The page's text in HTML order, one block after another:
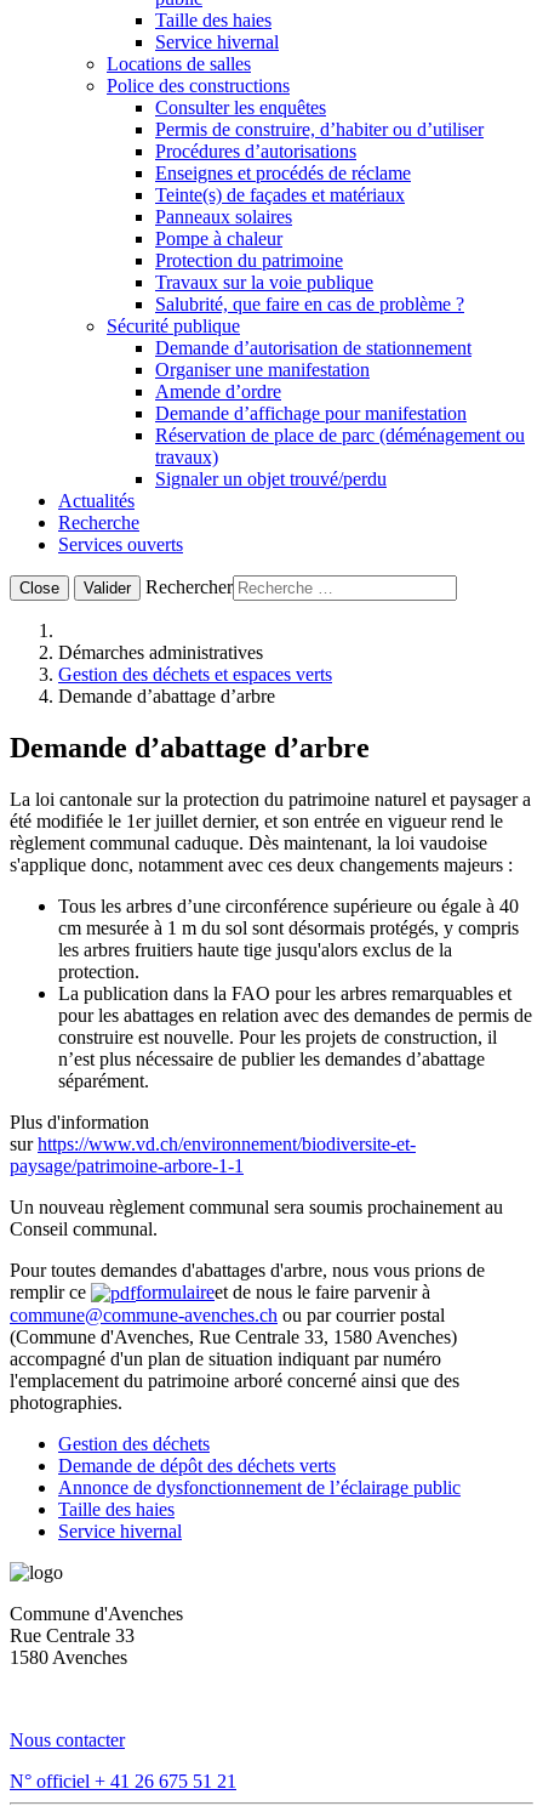
Taille des haies
Service hivernal
Locations de salles
Police des constructions
Consulter les enquêtes
Permis de construire, d’habiter ou d’utiliser
Procédures d’autorisations
Enseignes et procédés de réclame
Teinte(s) de façades et matériaux
Panneaux solaires
Pompe à chaleur
Protection du patrimoine
Travaux sur la voie publique
Salubrité, que faire en cas de problème ?
Sécurité publique
Demande d’autorisation de stationnement
Organiser une manifestation
Amende d’ordre
Demande d’affichage pour manifestation
Réservation de place de parc (déménagement ou
travaux)
Signaler un objet trouvé/perdu
Actualités
Recherche
Services ouverts
Close Valider Rechercher
Démarches administratives
Gestion des déchets et espaces verts
Demande d’abattage d’arbre
Demande d’abattage d’arbre
La loi cantonale sur la protection du patrimoine naturel et paysager a
été modifiée le 1er juillet dernier, et son entrée en vigueur rend le
règlement communal caduque. Dès maintenant, la loi vaudoise
s'applique donc, notamment avec ces deux changements majeurs :
Tous les arbres d’une circonférence supérieure ou égale à 40
cm mesurée à 1 m du sol sont désormais protégés, y compris
les arbres fruitiers haute tige jusqu'alors exclus de la
protection.
La publication dans la FAO pour les arbres remarquables et
pour les abattages en relation avec des demandes de permis de
construire est nouvelle. Pour les projets de construction, il
n’est plus nécessaire de publier les demandes d’abattage
séparément.
Plus d'information
surhttps://www.vd.ch/environnement/biodiversite-et-
paysage/patrimoine-arbore-1-1
Un nouveau règlement communal sera soumis prochainement au
Conseil communal.
Pour toutes demandes d'abattages d'arbre, nous vous prions de
remplir ce
formulaireet de nous le faire parvenir à
commune@commune-avenches.ch ou par courrier postal
(Commune d'Avenches, Rue Centrale 33, 1580 Avenches)
accompagné d'un plan de situation indiquant par numéro
l'emplacement du patrimoine arboré concerné ainsi que des
photographies.
Gestion des déchets
Demande de dépôt des déchets verts
Annonce de dysfonctionnement de l’éclairage public
Taille des haies
Service hivernal
Commune d'Avenches
Rue Centrale 33
1580 Avenches
Nous contacter
N° officiel + 41 26 675 51 21